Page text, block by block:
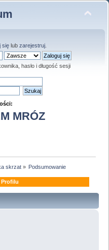
sięlub zarejestruj.
hasło i długość sesji
MRÓZ
skrzat» Podsumowanie